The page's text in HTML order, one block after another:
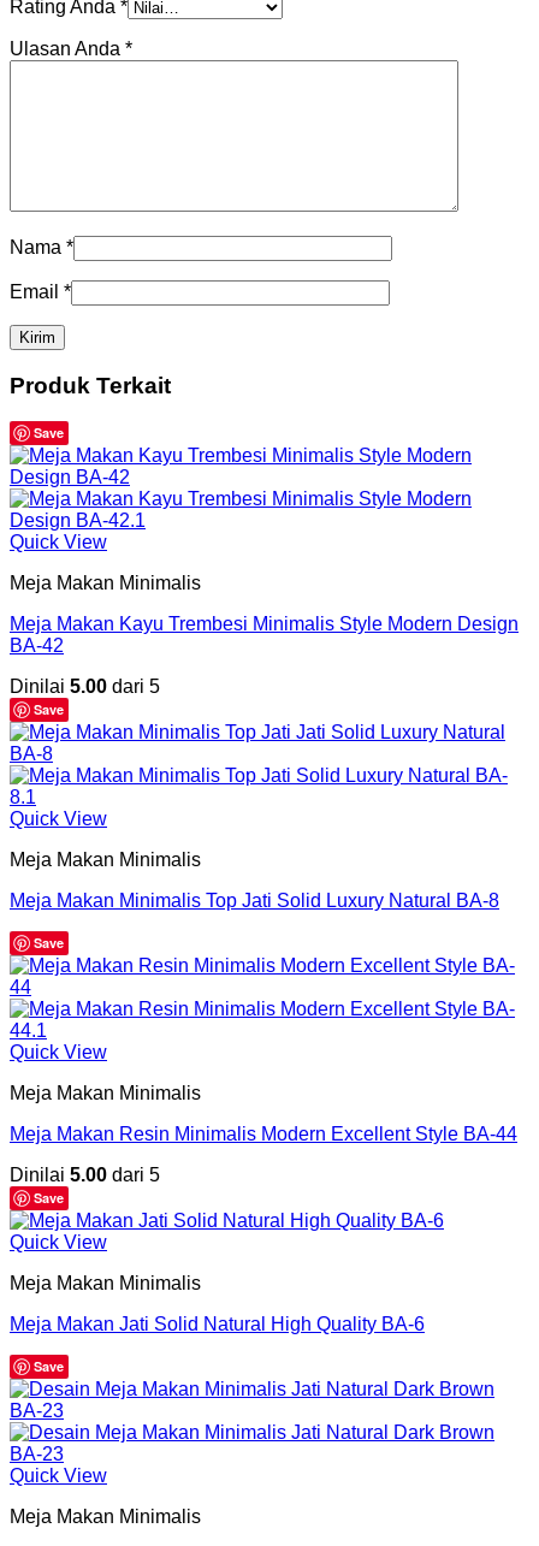
Rating Anda *
Ulasan Anda *
Nama *
Email *
Produk Terkait
Save
Quick View
Meja Makan Minimalis
Meja Makan Kayu Trembesi Minimalis Style Modern Design
BA-42
Dinilai 5.00 dari 5
Save
Quick View
Meja Makan Minimalis
Meja Makan Minimalis Top Jati Solid Luxury Natural BA-8
Save
Quick View
Meja Makan Minimalis
Meja Makan Resin Minimalis Modern Excellent Style BA-44
Dinilai 5.00 dari 5
Save
Quick View
Meja Makan Minimalis
Meja Makan Jati Solid Natural High Quality BA-6
Save
Quick View
Meja Makan Minimalis